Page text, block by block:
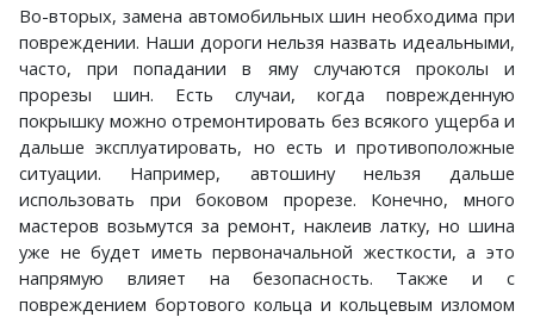
Во-вторых, замена автомобильных шин необходима при
повреждении. Наши дороги нельзя назвать идеальными,
часто, при попадании в яму случаются проколы и
прорезы шин. Есть случаи, когда поврежденную
покрышку можно отремонтировать без всякого ущерба и
дальше эксплуатировать, но есть и противоположные
ситуации. Например, автошину нельзя дальше
использовать при боковом прорезе. Конечно, много
мастеров возьмутся за ремонт, наклеив латку, но шина
уже не будет иметь первоначальной жесткости, а это
напрямую влияет на безопасность. Также и с
повреждением бортового кольца и кольцевым изломом